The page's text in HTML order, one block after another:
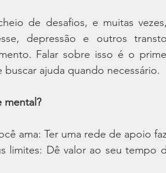
de desafios, e muitas
depressão e outros
Falar sobre isso é o
ajuda quando necessário.
mental?
ama: Ter uma rede de apoio
limites: Dê valor ao seu tempo